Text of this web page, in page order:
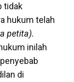
tidak
hukum telah
petita).
inilah
di